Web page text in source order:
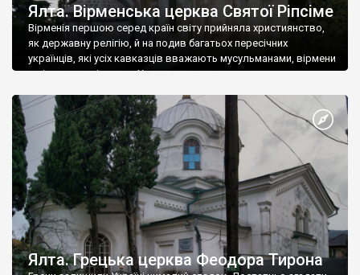
Ялта. Вірменська церква Святої Ріпсіме
Вірменія першою серед країн світу прийняла християнство,
як державну релігію, й на подив багатьох пересічних
українців, які усіх кавказців вважають мусульманами, вірмени
є відданими вірянами Христа
Ялта. Грецька церква Феодора Тирона